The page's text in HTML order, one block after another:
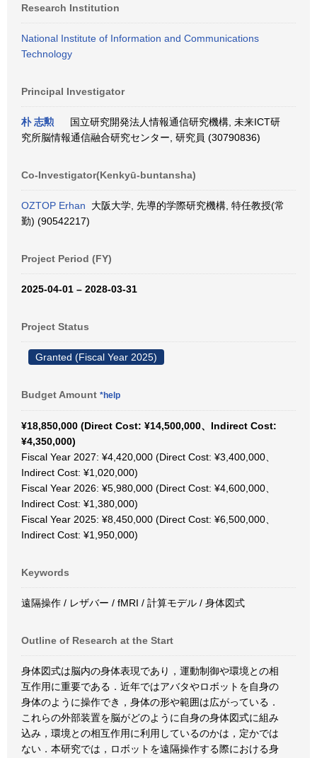
Research Institution
National Institute of Information and Communications
Technology
Principal Investigator
朴 志勲
国立研究開発法人情報通信研究機構, 未来ICT研
究所脳情報通信融合研究センター, 研究員 (30790836)
Co-Investigator(Kenkyū-buntansha)
OZTOP Erhan 大阪大学, 先導的学際研究機構, 特任教授(常
勤) (90542217)
Project Period (FY)
2025-04-01 – 2028-03-31
Project Status
Granted (Fiscal Year 2025)
Budget Amount *help
¥18,850,000 (Direct Cost: ¥14,500,000、Indirect Cost:
¥4,350,000)
Fiscal Year 2027: ¥4,420,000 (Direct Cost: ¥3,400,000、
Indirect Cost: ¥1,020,000)
Fiscal Year 2026: ¥5,980,000 (Direct Cost: ¥4,600,000、
Indirect Cost: ¥1,380,000)
Fiscal Year 2025: ¥8,450,000 (Direct Cost: ¥6,500,000、
Indirect Cost: ¥1,950,000)
Keywords
遠隔操作 / レザバー / fMRI / 計算モデル / 身体図式
Outline of Research at the Start
身体図式は脳内の身体表現であり，運動制御や環境との相
互作用に重要である．近年ではアバタやロボットを自身の
身体のように操作でき，身体の形や範囲は広がっている．
これらの外部装置を脳がどのように自身の身体図式に組み
込み，環境との相互作用に利用しているのかは，定かでは
ない．本研究では，ロボットを遠隔操作する際における身